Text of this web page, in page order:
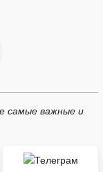
самые важные и